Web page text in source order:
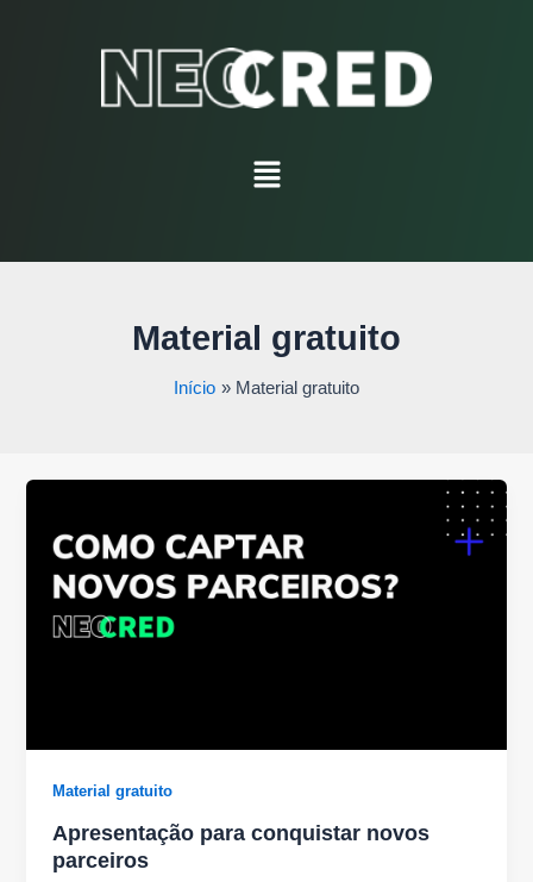
Menu
Material gratuito
Início Material gratuito
Material gratuito
Apresentação para conquistar novos
parceiros